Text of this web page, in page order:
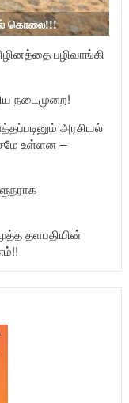
கொலை!!!
பழிவாங்கி
நடைமுறை!
அரசியல்
உள்ளன –
தளபதியின்